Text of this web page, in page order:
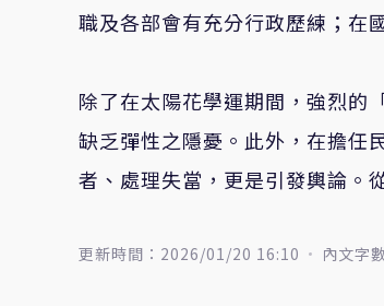
職及各部會有充分行政歷練；在
除了在太陽花學運期間，強烈的
缺乏彈性之隱憂。此外，在擔任
者、處理失當，更是引發輿論。
更新時間：2026/01/20 16:10 內文字